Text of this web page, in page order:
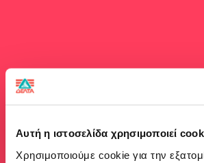
Αυτή η ιστοσελίδα χρησιμοποιεί
Χρησιμοποιούμε cookie για την